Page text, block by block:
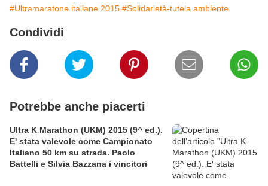
#Ultramaratone italiane 2015 #Solidarietà-tutela ambiente
Condividi
Potrebbe anche piacerti
Ultra K Marathon (UKM) 2015 (9^ ed.).
E' stata valevole come Campionato
Italiano 50 km su strada. Paolo
Battelli e Silvia Bazzana i vincitori